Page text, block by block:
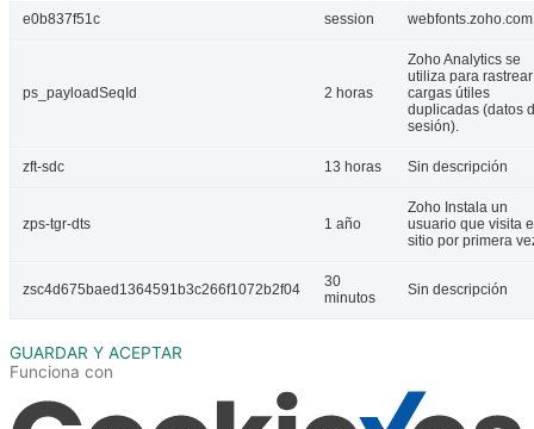
e0b837f51c session webfonts.zoho.com
ps_payloadSeqId 2 horas
Zoho Analytics se
utiliza para rastrear
cargas útiles
duplicadas (datos
sesión).
zft-sdc 13 horas Sin descripción
zps-tgr-dts 1 año
Zoho Instala un
usuario que visita
sitio por primera
zsc4d675baed1364591b3c266f1072b2f04
30
minutos
Sin descripción
GUARDAR Y ACEPTAR
Funciona con